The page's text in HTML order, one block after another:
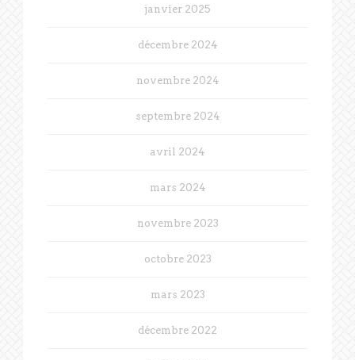
janvier 2025
décembre 2024
novembre 2024
septembre 2024
avril 2024
mars 2024
novembre 2023
octobre 2023
mars 2023
décembre 2022